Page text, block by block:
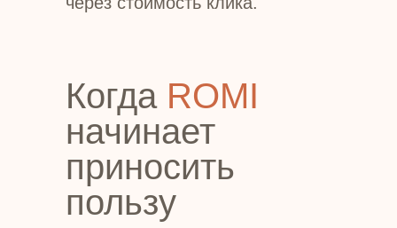
Когда ROMI
начинает
приносить
пользу